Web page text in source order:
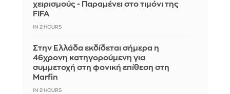
χειρισμούς - Παραμένει στο τιμόνι της
FIFA
IN 2 HOURS
Στην Ελλάδα εκδίδεται σήμερα η
46χρονη κατηγορούμενη για
συμμετοχή στη φονική επίθεση στη
Marfin
IN 2 HOURS